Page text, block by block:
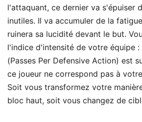
l'attaquant, ce dernier va s'épuiser
inutiles. Il va accumuler de la
ruinera sa lucidité devant le but.
l'indice d'intensité de votre équipe :
(Passes Per Defensive Action) est
ce joueur ne correspond pas à
Soit vous transformez votre
bloc haut, soit vous changez de